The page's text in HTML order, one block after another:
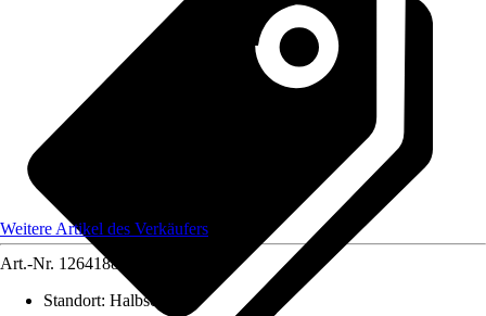
Weitere Artikel des Verkäufers
Art.-Nr. 12641888
Standort: Halbschatten